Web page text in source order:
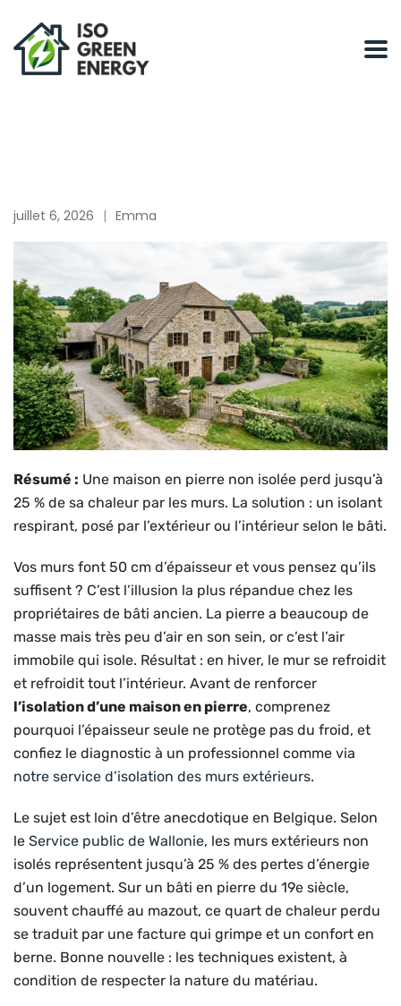
juillet 6, 2026 Emma
Résumé : Une maison en pierre non isolée perd jusqu’à
25 % de sa chaleur par les murs. La solution : un isolant
respirant, posé par l’extérieur ou l’intérieur selon le bâti.
Vos murs font 50 cm d’épaisseur et vous pensez qu’ils
suffisent ? C’est l’illusion la plus répandue chez les
propriétaires de bâti ancien. La pierre a beaucoup de
masse mais très peu d’air en son sein, or c’est l’air
immobile qui isole. Résultat : en hiver, le mur se refroidit
et refroidit tout l’intérieur. Avant de renforcer
l’isolation d’une maison en pierre, comprenez
pourquoi l’épaisseur seule ne protège pas du froid, et
confiez le diagnostic à un professionnel comme via
notre service d’isolation des murs extérieurs.
Le sujet est loin d’être anecdotique en Belgique. Selon
le Service public de Wallonie, les murs extérieurs non
isolés représentent jusqu’à 25 % des pertes d’énergie
d’un logement. Sur un bâti en pierre du 19e siècle,
souvent chauffé au mazout, ce quart de chaleur perdu
se traduit par une facture qui grimpe et un confort en
berne. Bonne nouvelle : les techniques existent, à
condition de respecter la nature du matériau.